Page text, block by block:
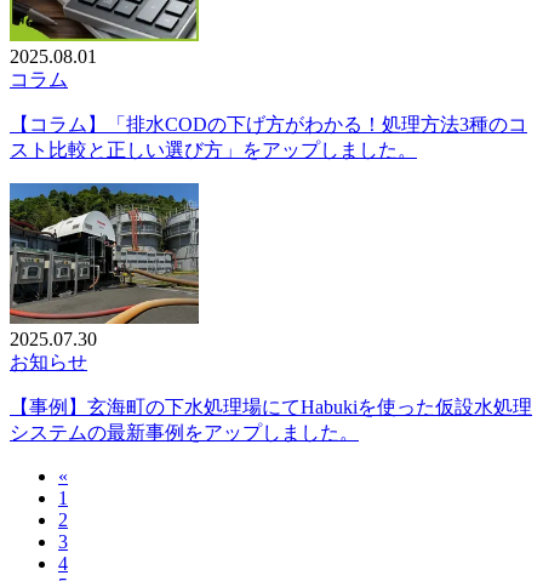
2025.08.01
コラム
【コラム】「排水CODの下げ方がわかる！処理方法3種のコ
スト比較と正しい選び方」をアップしました。
2025.07.30
お知らせ
【事例】玄海町の下水処理場にてHabukiを使った仮設水処理
システムの最新事例をアップしました。
«
1
2
3
4